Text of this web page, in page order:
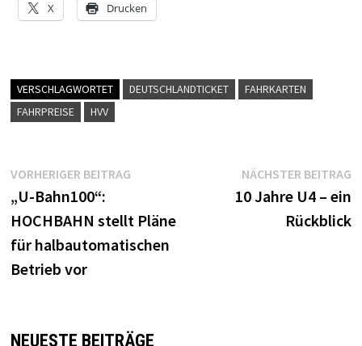
X Drucken
VERSCHLAGWORTET DEUTSCHLANDTICKET
FAHRKARTEN
FAHRPREISE
HVV
Beitragsnavigation
VORHERIGER BEITRAGVorheriger
„U-Bahn100“:
HOCHBAHN stellt Pläne
für halbautomatischen
Betrieb vor
NÄCHSTER BEITRAG
10 Jahre U4 – ein
Rückblick
NEUESTE BEITRÄGE